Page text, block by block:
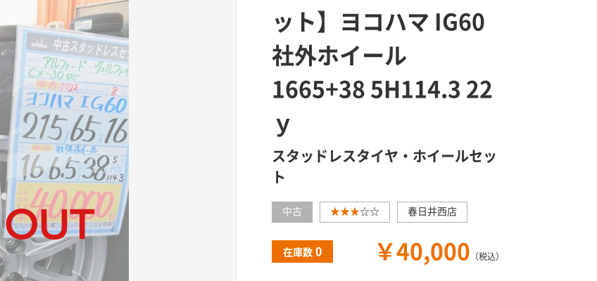
ット】ヨコハマ IG60
社外ホイール
1665+38 5H114.3 22
ｙ
スタッドレスタイヤ・ホイールセッ
ト
中古 ★★★☆☆ 春日井西店
在庫数 0 ￥40,000 （税込）